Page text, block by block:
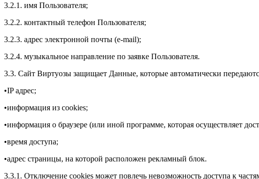
3.2.1. имя Пользователя;
3.2.2. контактный телефон Пользователя;
3.2.3. адрес электронной почты (e-mail);
3.2.4. музыкальное направление по заявке Пользователя.
3.3. Сайт Виртуозы защищает Данные, которые автоматически
•IP адрес;
•информация из cookies;
•информация о браузере (или иной программе, которая осуществляет
•время доступа;
•адрес страницы, на которой расположен рекламный блок.
3.3.1. Отключение cookies может повлечь невозможность доступа к